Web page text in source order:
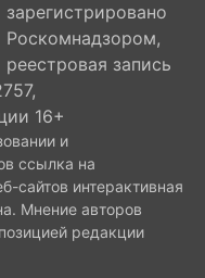
зарегистрировано
Роскомнадзором,
реестровая запись
16+
и
ссылка на
сайтов интерактивная
Мнение авторов
редакции